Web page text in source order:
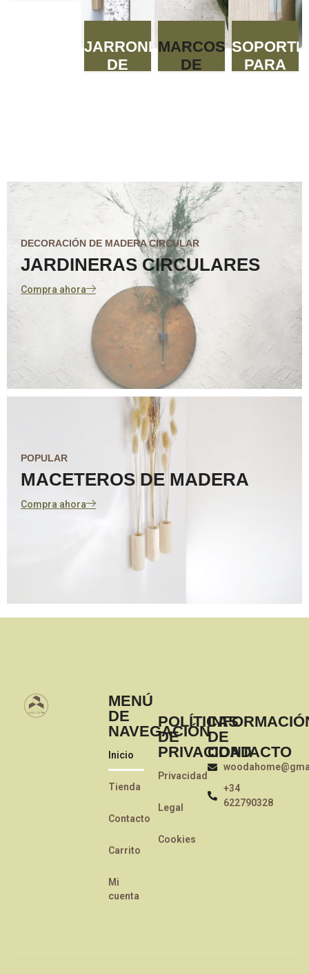
JARRONES
DE
MARCOS
DE
PARA
DECORACIÓN DE MADERA CIRCULAR
JARDINERAS CIRCULARES
Compra ahora
POPULAR
MACETEROS DE MADERA
Compra ahora
MENÚ
DE
NAVEGACIÓN
Inicio
Tienda
Contacto
Carrito
Mi
cuenta
POLÍTICAS
DE
PRIVACIDAD
Privacidad
Legal
Cookies
DE
CONTACTO
+34
622790328